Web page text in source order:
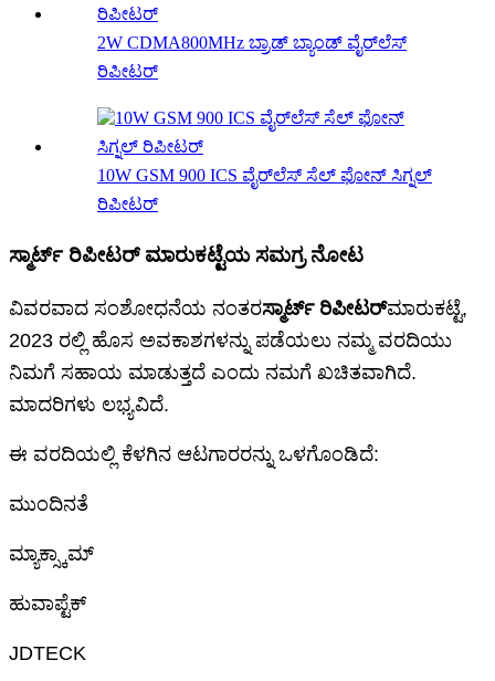
2W CDMA800MHz ಬ್ರಾಡ್ ಬ್ಯಾಂಡ್ ವೈರ್‌ಲೆಸ್
ರಿಪೀಟರ್
10W GSM 900 ICS ವೈರ್‌ಲೆಸ್ ಸೆಲ್ ಫೋನ್ ಸಿಗ್ನಲ್
ರಿಪೀಟರ್
ಸ್ಮಾರ್ಟ್ ರಿಪೀಟರ್ ಮಾರುಕಟ್ಟೆಯ ಸಮಗ್ರ ನೋಟ
ವಿವರವಾದ ಸಂಶೋಧನೆಯ ನಂತರಸ್ಮಾರ್ಟ್ ರಿಪೀಟರ್ಮಾರುಕಟ್ಟೆ,
2023 ರಲ್ಲಿ ಹೊಸ ಅವಕಾಶಗಳನ್ನು ಪಡೆಯಲು ನಮ್ಮ ವರದಿಯು
ನಿಮಗೆ ಸಹಾಯ ಮಾಡುತ್ತದೆ ಎಂದು ನಮಗೆ ಖಚಿತವಾಗಿದೆ.
ಮಾದರಿಗಳು ಲಭ್ಯವಿದೆ.
ಈ ವರದಿಯಲ್ಲಿ ಕೆಳಗಿನ ಆಟಗಾರರನ್ನು ಒಳಗೊಂಡಿದೆ:
ಮುಂದಿನತೆ
ಮ್ಯಾಕ್ಸ್ಕಾಮ್
ಹುವಾಪ್ಟೆಕ್
JDTECK